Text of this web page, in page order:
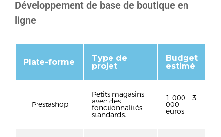
Développement de base de boutique en
ligne
Plate-forme
Type de
projet
Budget
estimé
Prestashop
Petits magasins
avec des
fonctionnalités
standards.
1 000 – 3
000
euros